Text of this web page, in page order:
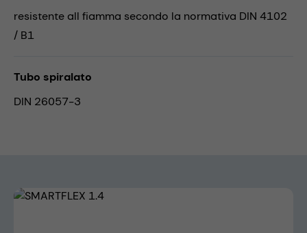
resistente all fiamma secondo la normativa DIN 4102
/ B1
Tubo spiralato
DIN 26057-3
Skip image gallery